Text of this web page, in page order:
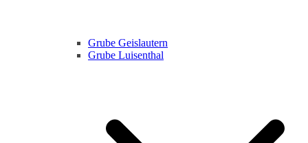
Grube Geislautern
Grube Luisenthal